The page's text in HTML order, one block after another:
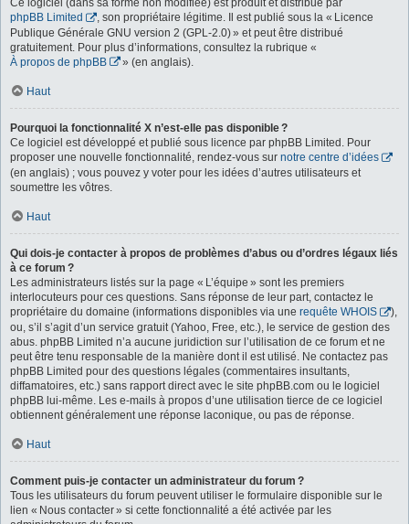
Ce logiciel (dans sa forme non modifiée) est produit et distribué par
phpBB Limited
, son propriétaire légitime. Il est publié sous la « Licence
Publique Générale GNU version 2 (GPL-2.0) » et peut être distribué
gratuitement. Pour plus d’informations, consultez la rubrique «
À propos de phpBB
» (en anglais).
Haut
Pourquoi la fonctionnalité X n’est-elle pas disponible ?
Ce logiciel est développé et publié sous licence par phpBB Limited. Pour
proposer une nouvelle fonctionnalité, rendez-vous sur notre centre d’idées
(en anglais) ; vous pouvez y voter pour les idées d’autres utilisateurs et
soumettre les vôtres.
Haut
Qui dois-je contacter à propos de problèmes d’abus ou d’ordres légaux liés
à ce forum ?
Les administrateurs listés sur la page « L’équipe » sont les premiers
interlocuteurs pour ces questions. Sans réponse de leur part, contactez le
propriétaire du domaine (informations disponibles via une requête WHOIS
),
ou, s’il s’agit d’un service gratuit (Yahoo, Free, etc.), le service de gestion des
abus. phpBB Limited n’a aucune juridiction sur l’utilisation de ce forum et ne
peut être tenu responsable de la manière dont il est utilisé. Ne contactez pas
phpBB Limited pour des questions légales (commentaires insultants,
diffamatoires, etc.) sans rapport direct avec le site phpBB.com ou le logiciel
phpBB lui-même. Les e-mails à propos d’une utilisation tierce de ce logiciel
obtiennent généralement une réponse laconique, ou pas de réponse.
Haut
Comment puis-je contacter un administrateur du forum ?
Tous les utilisateurs du forum peuvent utiliser le formulaire disponible sur le
lien « Nous contacter » si cette fonctionnalité a été activée par les